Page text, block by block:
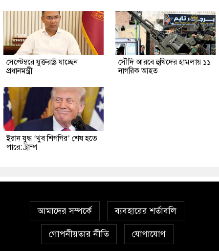
সেপ্টেম্বরে যুক্তরাষ্ট্র যাচ্ছেন
প্রধানমন্ত্রী
সৌদি আরবে হুথিদের হামলায় ১১
নাগরিক আহত
ইরান যুদ্ধ ‘খুব শিগগির’ শেষ হতে
পারে: ট্রাম্প
আমাদের সম্পর্কে ব্যবহারের শর্তাবলি
গোপনীয়তার নীতি যোগাযোগ